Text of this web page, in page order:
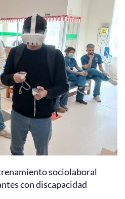
sociolaboral
con discapacidad